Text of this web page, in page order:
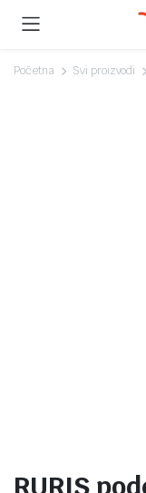
Početna Svi proizvodi
RURIS